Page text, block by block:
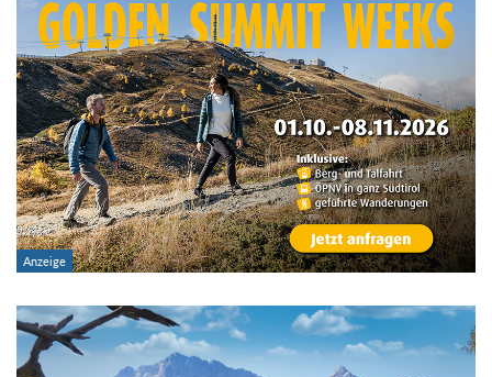
Region:
Gebirge:
Art der Tour:
Schwierigkeitsgrad:
von
bis